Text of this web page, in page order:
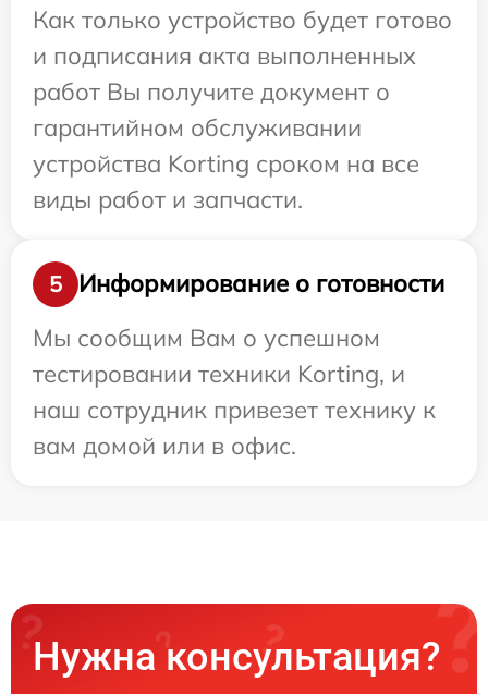
Как только устройство будет готово
и подписания акта выполненных
работ Вы получите документ о
гарантийном обслуживании
устройства Korting сроком на все
виды работ и запчасти.
5
Информирование о готовности
Мы сообщим Вам о успешном
тестировании техники Korting, и
наш сотрудник привезет технику к
вам домой или в офис.
Нужна консультация?